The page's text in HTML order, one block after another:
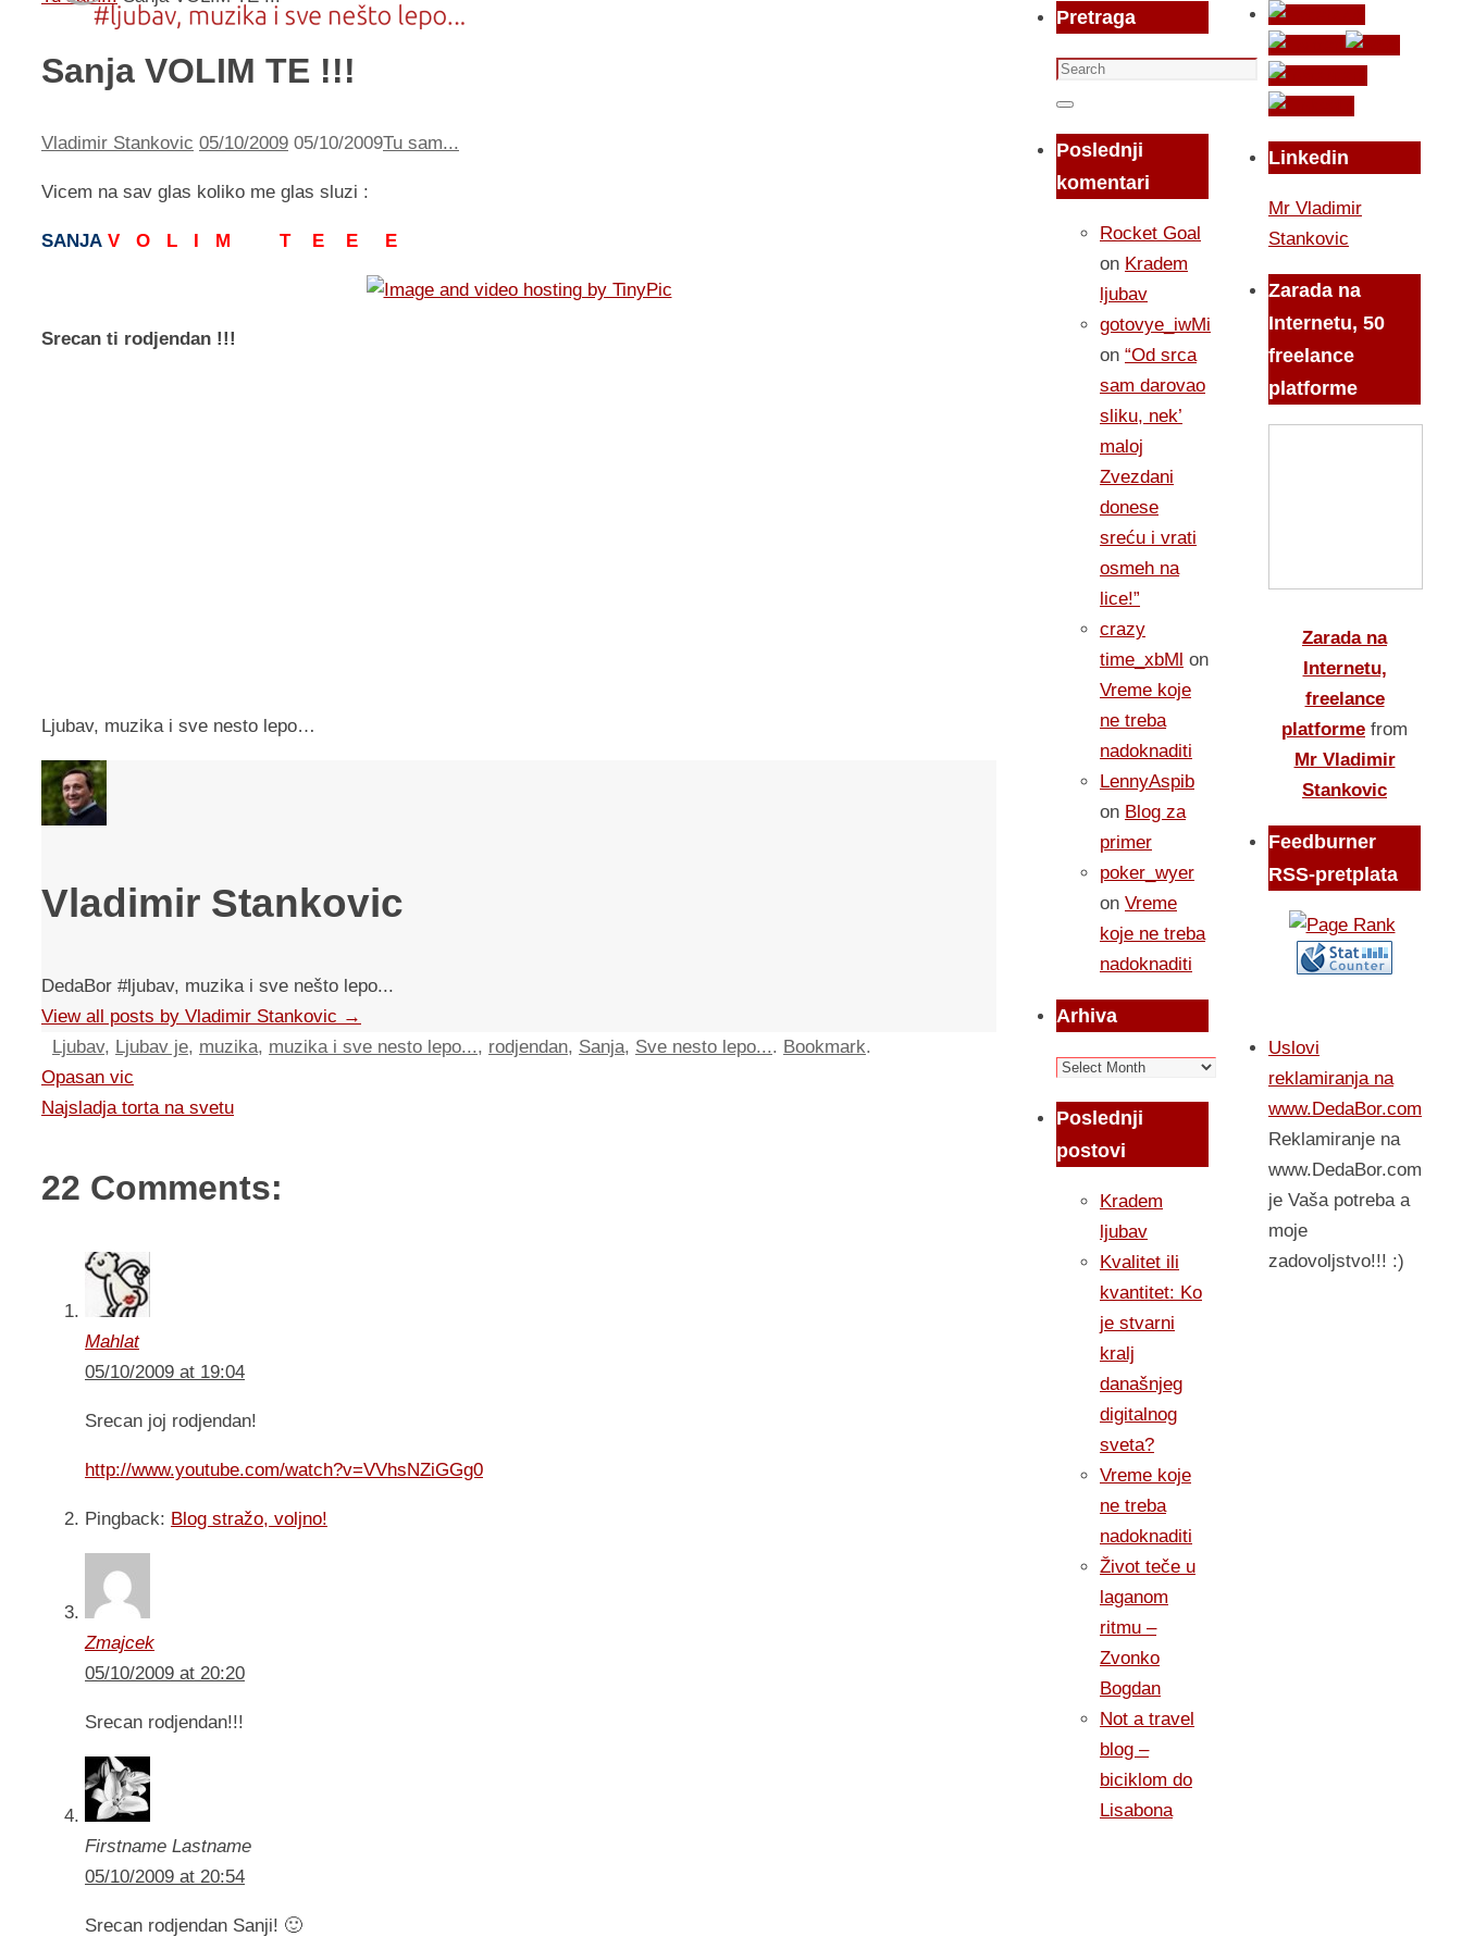
Sanja VOLIM TE !!!
Vladimir Stankovic 05/10/2009 05/10/2009Tu sam...
Vicem na sav glas koliko me glas sluzi :
SANJA V O L I M T E E E
Srecan ti rodjendan !!!
Ljubav, muzika i sve nesto lepo…
Vladimir Stankovic
DedaBor #ljubav, muzika i sve nešto lepo...
View all posts by Vladimir Stankovic →
Ljubav, Ljubav je, muzika, muzika i sve nesto lepo..., rodjendan, Sanja, Sve nesto lepo.... Bookmark.
Opasan vic
Najsladja torta na svetu
22 Comments:
Mahlat
05/10/2009 at 19:04
Srecan joj rodjendan!
http://www.youtube.com/watch?v=VVhsNZiGGg0
Pingback: Blog stražo, voljno!
Zmajcek
05/10/2009 at 20:20
Srecan rodjendan!!!
Firstname Lastname
05/10/2009 at 20:54
Srecan rodjendan Sanji! 🙂
Pretraga
Search
for:
Search
Poslednji
komentari
Rocket Goal
on Kradem
ljubav
gotovye_iwMi
on “Od srca
sam darovao
sliku, nek’
maloj
Zvezdani
donese
sreću i vrati
osmeh na
lice!”
crazy
time_xbMl on
Vreme koje
ne treba
nadoknaditi
LennyAspib
on Blog za
primer
poker_wyer
on Vreme
koje ne treba
nadoknaditi
Arhiva
Arhiva
Poslednji
postovi
Kradem
ljubav
Kvalitet ili
kvantitet: Ko
je stvarni
kralj
današnjeg
digitalnog
sveta?
Vreme koje
ne treba
nadoknaditi
Život teče u
laganom
ritmu –
Zvonko
Bogdan
Not a travel
blog –
biciklom do
Lisabona
Linkedin
Mr Vladimir
Stankovic
Zarada na
Internetu, 50
freelance
platforme
Zarada na
Internetu,
freelance
platforme from
Mr Vladimir
Stankovic
Feedburner
RSS-pretplata
Uslovi
reklamiranja na
www.DedaBor.com
Reklamiranje na
www.DedaBor.com
je Vaša potreba a
moje
zadovoljstvo!!! :)